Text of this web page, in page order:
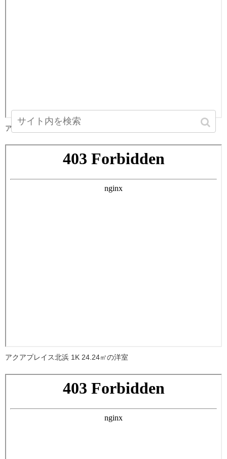
アクアプレイス北浜 1K 24.24㎡のキッチン
アクアプレイス北浜 1K 24.24㎡の洋室